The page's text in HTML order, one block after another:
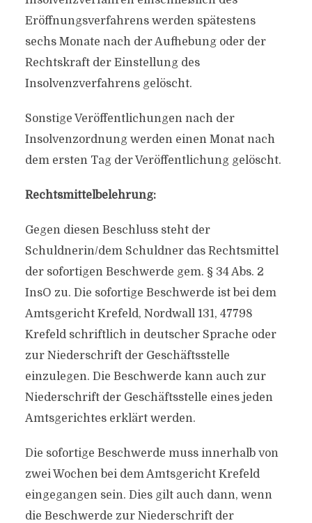
Eröffnungsverfahrens werden spätestens
sechs Monate nach der Aufhebung oder der
Rechtskraft der Einstellung des
Insolvenzverfahrens gelöscht.
Sonstige Veröffentlichungen nach der
Insolvenzordnung werden einen Monat nach
dem ersten Tag der Veröffentlichung gelöscht.
Rechtsmittelbelehrung:
Gegen diesen Beschluss steht der
Schuldnerin/dem Schuldner das Rechtsmittel
der sofortigen Beschwerde gem. § 34 Abs. 2
InsO zu. Die sofortige Beschwerde ist bei dem
Amtsgericht Krefeld, Nordwall 131, 47798
Krefeld schriftlich in deutscher Sprache oder
zur Niederschrift der Geschäftsstelle
einzulegen. Die Beschwerde kann auch zur
Niederschrift der Geschäftsstelle eines jeden
Amtsgerichtes erklärt werden.
Die sofortige Beschwerde muss innerhalb von
zwei Wochen bei dem Amtsgericht Krefeld
eingegangen sein. Dies gilt auch dann, wenn
die Beschwerde zur Niederschrift der